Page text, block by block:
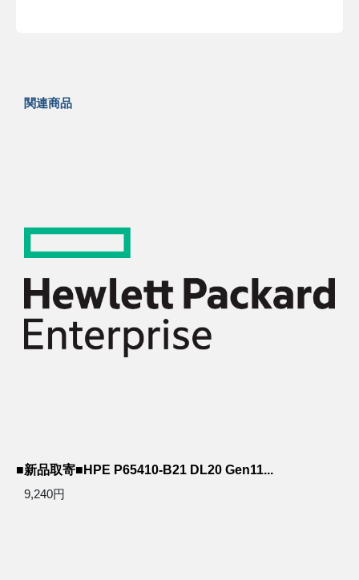
関連商品
■新品取寄■HPE P65410-B21 DL20 Gen11...
9,240円